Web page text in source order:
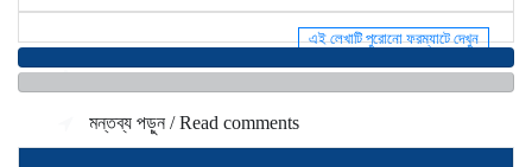
এই লেখাটি পুরোনো ফরম্যাটে দেখুন
মন্তব্য জমা দিন / Make a comment
মন্তব্য পড়ুন / Read comments